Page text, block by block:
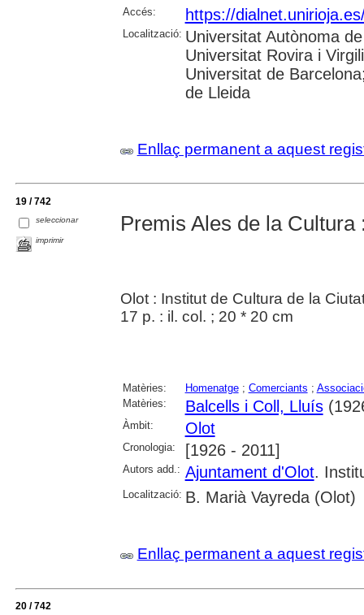
Accés: https://
Localització: Universitat Autònoma
Universitat Rovira i
Universitat de
de Lleida
Enllaç permanent a aquest
19 / 742
seleccionar
imprimir
Premis Ales de la
Olot : Institut de Cultura de la
17 p. : il. col. ; 20 * 20 cm
Matèries: Homenatge; Comerciants ;
Matèries:
Balcells i Coll, Lluís
Àmbit: Olot
Cronologia: [1926 - 2011]
Autors add.: Ajuntament d'Olot.
Localització: B. Marià Vayreda (Olot)
Enllaç permanent a aquest
20 / 742